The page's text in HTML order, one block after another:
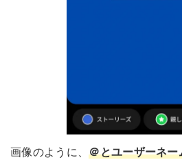
画像のように、＠とユーザーネ